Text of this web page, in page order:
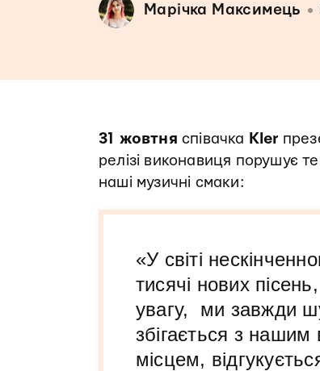
Марічка Максимець
31 жовтня співачка Kler
релізі виконавиця порушує
наші музичні смаки:
«У світі
тисячі нових
увагу, ми завжди
збігається з
місцем,